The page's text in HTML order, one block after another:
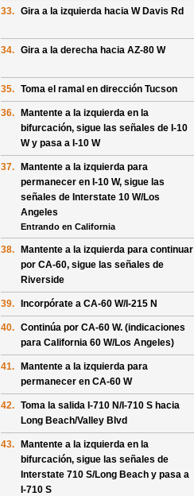
33. Gira a la izquierda hacia W Davis Rd
34. Gira a la derecha hacia AZ-80 W
35. Toma el ramal en dirección Tucson
36. Mantente a la izquierda en la
bifurcación, sigue las señales de I-10
Wy pasa a I-10 W
37. Mantente a la izquierda para
permanecer en I-10 W, sigue las
señales de Interstate 10 W/Los
Angeles
Entrando en California
38. Mantente a la izquierda para continuar
por CA-60, sigue las señales de
Riverside
39. Incorpórate a CA-60 W/I-215 N
40. Continúa por CA-60 W. (indicaciones
para California 60 W/Los Angeles)
41. Mantente a la izquierda para
permanecer en CA-60 W
42. Toma la salida I-710 N/I-710 S hacia
Long Beach/Valley Blvd
43. Mantente a la izquierda en la
bifurcación, sigue las señales de
Interstate 710 S/Long Beach y pasa a
I-710 S